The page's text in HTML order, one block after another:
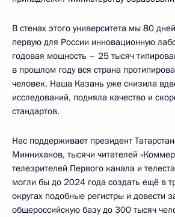
В стенах этого университета мы 80
первую для России инновационную
годовая мощность – 25 тысяч
в прошлом году вся страна
человек. Наша Казань уже снизила
исследований, подняла качество и
стандартов.
Нас поддерживает президент
Минниханов, тысячи читателей
телезрителей Первого канала и
могли бы до 2024 года создать ещё в
округах подобные регистры и довести
общероссийскую базу до 300 тысяч